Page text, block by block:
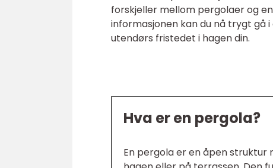
forskjeller mellom pergolaer og
informasjonen kan du nå trygt gå
utendørs fristedet i hagen din.
Hva er en pergola?
En pergola er en åpen